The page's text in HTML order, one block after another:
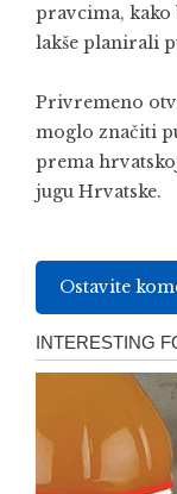
pravcima,
lakše planirali
Privremeno
moglo značiti
prema
jugu Hrvatske.
Ostavite